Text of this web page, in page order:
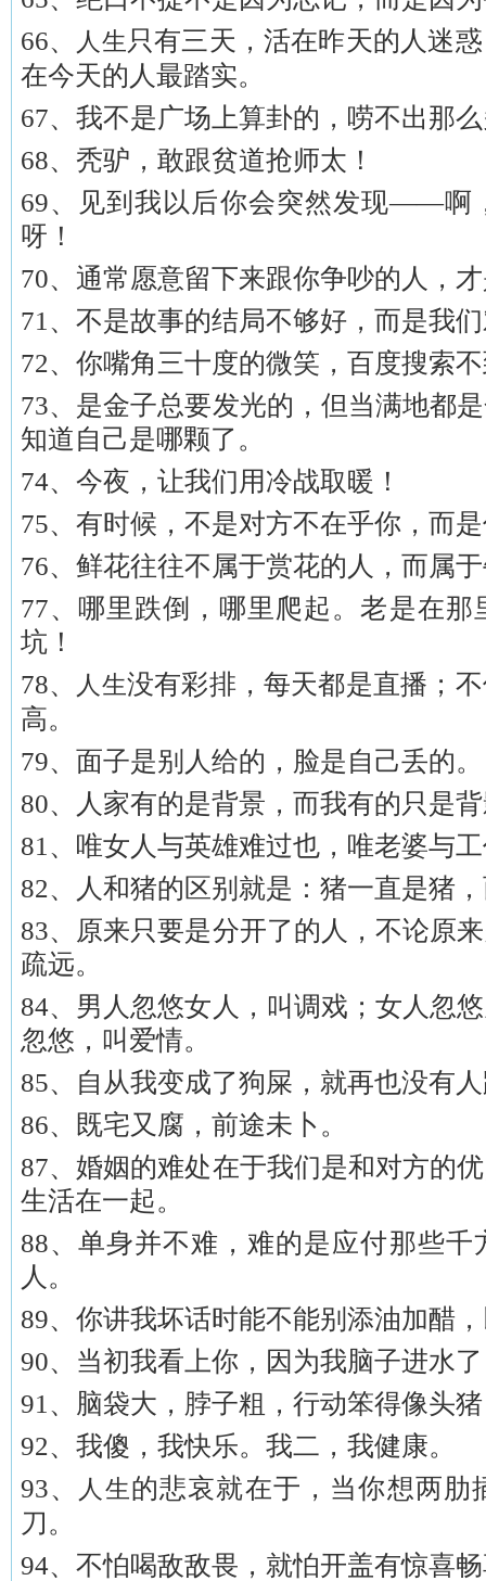
66、
人生 只有三天，活在昨天的人迷
在今天的人最踏实。
67、我不是广场上算卦的，唠不出那
68、秃驴，敢跟贫道抢师太！
69、见到我以后你会突然发现——啊
呀！
70、通常愿意留下来跟你争吵的人，
71、不是故事的结局不够好，而是我
72、你嘴角三十度的微笑，百度搜索
73、是金子总要发光的，但当满地都
知道自己是哪颗了。
74、今夜，让我们用冷战取暖！
75、有时候，不是对方不在乎你，而
76、鲜花往往不属于赏花的人，而属
77、哪里跌倒，哪里爬起。老是在
坑！
78、
人生没有彩排，每天都是直播；
高。
79、面子是别人给的，脸是自己丢的。
80、人家有的是背景，而我有的只是
81、唯女人与英雄难过也，唯老婆与
82、人和猪的区别就是：猪一直是猪
83、原来只要是分开了的人，不论原
疏远。
84、男人忽悠女人，叫调戏；女人忽
忽悠，叫爱情。
85、自从我变成了狗屎，就再也没有
86、既宅又腐，前途未卜。
87、婚姻的难处在于我们是和对方的
生活在一起。
88、单身并不难，难的是应付那些
人。
89、你讲我坏话时能不能别添油加醋
90、当初我看上你，因为我脑子进水
91、脑袋大，脖子粗，行动笨得像头
92、我傻，我快乐。我二，我健康。
93、
人生的悲哀就在于，当你想两肋
刀。
94、不怕喝敌敌畏，就怕开盖有惊喜